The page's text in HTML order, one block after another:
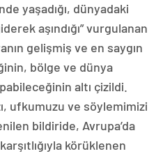
yaşadığı, dünyadaki
aşındığı” vurgulanan
gelişmiş ve en saygın
bölge ve dünya
altı çizildi.
ufkumuzu ve söylemimizi
bildiride, Avrupa’da
körüklenen